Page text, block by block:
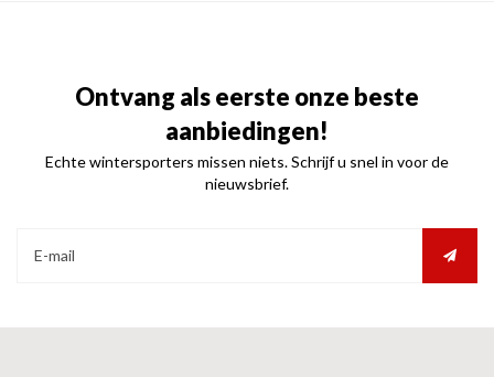
Ontvang als eerste onze beste
aanbiedingen!
Echte wintersporters missen niets. Schrijf u snel in voor de
nieuwsbrief.